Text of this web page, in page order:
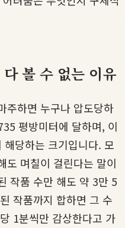
볼 수 없는 이유
주하면 누구나 압도당하
평방미터에 달하며, 이
당하는 크기입니다. 모
도 며칠이 걸린다는 말이
작품 수만 해도 약 3만 5
작품까지 합하면 그 수
1분씩만 감상한다고 가